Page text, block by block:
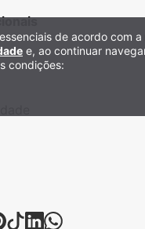
Pinterest
TiktokLinkedin
Whatsapp
e Cookiesde acordo com a
e, ao continuar
condições: